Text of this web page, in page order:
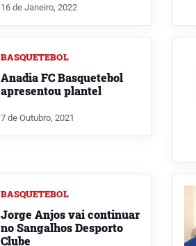
16 de Janeiro, 2022
BASQUETEBOL
Anadia FC Basquetebol
apresentou plantel
7 de Outubro, 2021
BASQUETEBOL
Jorge Anjos vai continuar
no Sangalhos Desporto
Clube